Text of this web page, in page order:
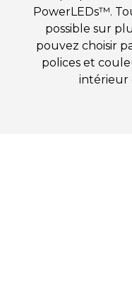
PowerLEDs™.
possible sur
pouvez choisir
polices et
intérieur